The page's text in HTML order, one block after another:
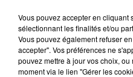
vous !
Vous pouvez accepter en cliquant
sélectionnant les finalités et/ou
Vous pouvez également refuser
accepter". Vos préférences ne
pouvez mettre à jour vos choix,
moment via le lien "Gérer les